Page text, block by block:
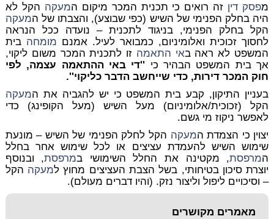
מפסק דין זה רואים כי תכנית המכר מיקום המעקה הקל לא
היה בחלק הפנימי של השיש (כפי שבוצע), והצבתו של המעקה
הקל בחלק הפנימי, בניגוד לתכנית – נועדה ככל הנראה
לחסוך זכוכית ואלומיניום, כמבואר לעיל. אמנם מומחה בית
המשפט לא ראה באי התאמה זו לתכנית המכר משום ליקוי,
אך בית המשפט הבהיר כי ''די באי ההתאמה עצמה, לפי
חוק המכר דירות, כדי שייחשב הדבר כליקוי''.
בעניין התיקון, קבע בית המשפט כי יש להגביה את המעקה
הקל (זכוכית/אלומיניום) מעל השיש (מעל הקופינג) כדי
לאפשר ניקוז מי גשם.
יצוין כי הצמדת המעקה הקל לחלק הפנימי של השיש – מונעת
שימוש השיש להעמדת עציצים או לכל שימוש אחר בחלל
המרפסת, מקטינה את החלל השימושי במרפסת, ובנוסף
יוצרת סיכון בטיחותי, בשל הצבת העציצים מחוץ למעקה הקל
– וסיכויים ליפול וליצור נזק. (והיו דברים מעולם).
מאמרים מקושרים